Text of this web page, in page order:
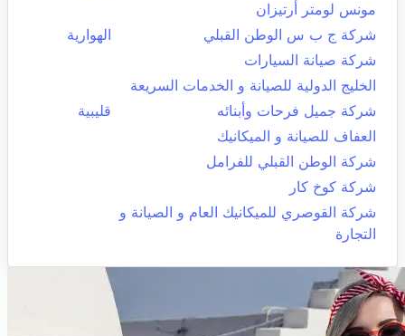
مونس لومتر أرتيزان
شركة ج ب س الوطن القبلي
الهوارية
شركة صيانة السيارات
الخليج الدولية للصيانة و الخدمات السريعة
شركة جميل فرحات وأبنائه
قليبية
العفاف للصيانة و الميكانيك
شركة الوطن القبلي للفرامل
شركة كوخ كار
شركة القوصري للميكانيك العام و الصيانة و
التجارة